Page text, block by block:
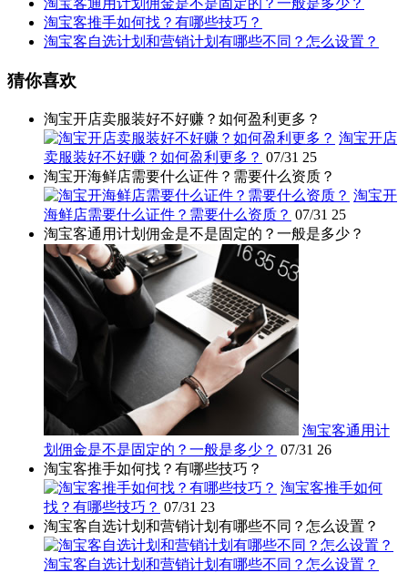
淘宝客通用计划佣金是不是固定的？一般是多少？
淘宝客推手如何找？有哪些技巧？
淘宝客自选计划和营销计划有哪些不同？怎么设置？
猜你喜欢
淘宝开店卖服装好不好赚？如何盈利更多？
淘宝开店
卖服装好不好赚？如何盈利更多？ 07/31 25
淘宝开海鲜店需要什么证件？需要什么资质？
淘宝开
海鲜店需要什么证件？需要什么资质？ 07/31 25
淘宝客通用计划佣金是不是固定的？一般是多少？
淘宝客通用计
划佣金是不是固定的？一般是多少？ 07/31 26
淘宝客推手如何找？有哪些技巧？
淘宝客推手如何
找？有哪些技巧？ 07/31 23
淘宝客自选计划和营销计划有哪些不同？怎么设置？
淘宝客自选计划和营销计划有哪些不同？怎么设置？